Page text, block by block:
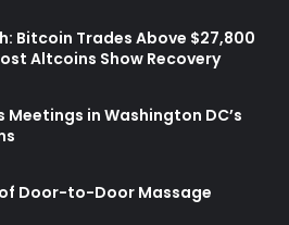
Bitcoin Trades Above $27,800
Altcoins Show Recovery
Meetings in Washington DC’s
Door-to-Door Massage